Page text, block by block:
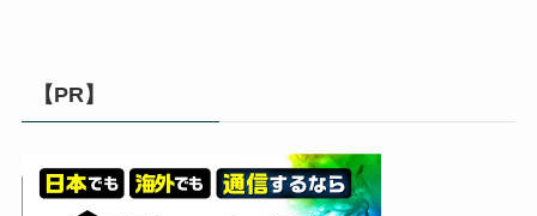
【PR】